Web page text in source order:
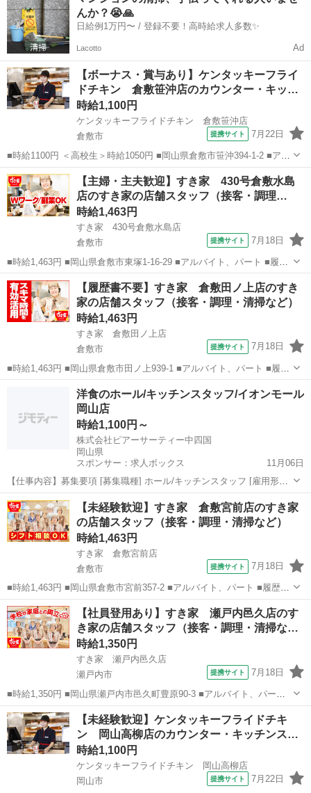
（60代～）活...
んか？😭🙏
日給例1万円〜 / 登録不要！高時給求人多数✨
Lacotto Ad
【ボーナス・賞与あり】ケンタッキーフライ
ドチキン 倉敷笹沖店のカウンター・キッ…
時給1,100円
ケンタッキーフライドチキン 倉敷笹沖店
倉敷市
提携サイト 7月22日
■時給1100円 ＜高校生＞時給1050円 ■岡山県倉敷市笹沖394-1-2 ■アル
バイト、パート ■未経験歓迎、高校生OK、フリーター歓迎、ミドル
（40代～）活躍中、エルダー（50代～）活躍中、シニア（60代～）活
躍中、ボ...
岡山 倉敷市 ファーストフード
【主婦・主夫歓迎】すき家 430号倉敷水島
店のすき家の店舗スタッフ（接客・調理…
時給1,463円
すき家 430号倉敷水島店
倉敷市
提携サイト 7月18日
■時給1,463円 ■岡山県倉敷市東塚1-16-29 ■アルバイト、パート ■履歴
書不要、未経験歓迎、大学生歓迎、主婦・主夫歓迎、フリーター歓
迎、ミドル（40代～）活躍中、エルダー（50代～）活躍中、シニア
（60代～）活躍中...
岡山 倉敷市 ファーストフード
【履歴書不要】すき家 倉敷田ノ上店のすき
家の店舗スタッフ（接客・調理・清掃など）
時給1,463円
すき家 倉敷田ノ上店
倉敷市
提携サイト 7月18日
■時給1,463円 ■岡山県倉敷市田ノ上939-1 ■アルバイト、パート ■履歴
書不要、未経験歓迎、大学生歓迎、主婦・主夫歓迎、フリーター歓
迎、ミドル（40代～）活躍中、エルダー（50代～）活躍中、シニア
（60代～）活躍中、...
倉敷市 ファーストフード
洋食のホール/キッチンスタッフ/イオンモール
岡山店
時給1,100円～
株式会社ピアーサーティー中四国
岡山県
スポンサー：求人ボックス
11月06日
【仕事内容】募集要項 [募集職種] ホール/キッチンスタッフ [雇用形態]
アルバイト・パート [仕事内容] イオンモール岡山の洋食レストラン店
<キッチンブーレ イオンモール岡山店>でアルバイト・パートスタッフ
を募集! 美味しいま...
アルバイト・パート
【未経験歓迎】すき家 倉敷宮前店のすき家
の店舗スタッフ（接客・調理・清掃など）
時給1,463円
すき家 倉敷宮前店
倉敷市
提携サイト 7月18日
■時給1,463円 ■岡山県倉敷市宮前357-2 ■アルバイト、パート ■履歴書
不要、未経験歓迎、大学生歓迎、主婦・主夫歓迎、フリーター歓迎、
ミドル（40代～）活躍中、エルダー（50代～）活躍中、シニア（60代
～）活躍中、週...
岡山 倉敷市 ファーストフード
【社員登用あり】すき家 瀬戸内邑久店のす
き家の店舗スタッフ（接客・調理・清掃な…
時給1,350円
すき家 瀬戸内邑久店
瀬戸内市
提携サイト 7月18日
■時給1,350円 ■岡山県瀬戸内市邑久町豊原90-3 ■アルバイト、パート
■履歴書不要、未経験歓迎、大学生歓迎、主婦・主夫歓迎、フリーター
歓迎、ミドル（40代～）活躍中、エルダー（50代～）活躍中、シニア
（60代～）活躍...
岡山 瀬戸内市 ファーストフード
【未経験歓迎】ケンタッキーフライドチキ
ン 岡山高柳店のカウンター・キッチンス
タ…
時給1,100円
ケンタッキーフライドチキン 岡山高柳店
岡山市
提携サイト 7月22日